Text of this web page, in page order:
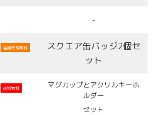
-
店舗受取無料
スクエア缶バッジ2個セ
ット
送料無料
マグカップとアクリルキーホ
ルダー
セット